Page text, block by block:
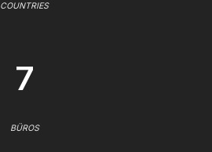
COUNTRIES
7
BÜROS